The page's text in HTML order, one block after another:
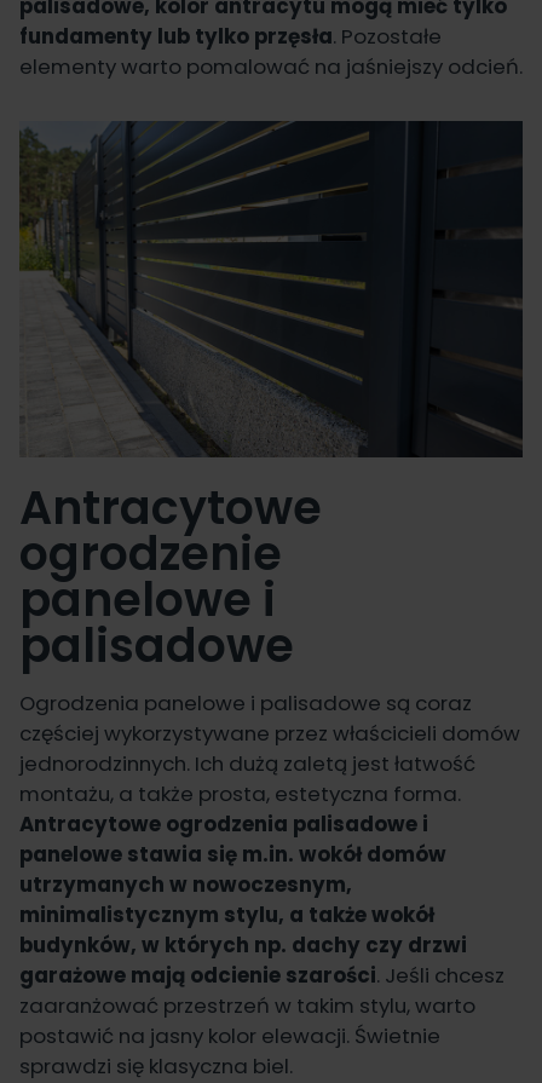
palisadowe, kolor antracytu mogą mieć tylko
fundamenty lub tylko przęsła. Pozostałe
elementy warto pomalować na jaśniejszy odcień.
Antracytowe
ogrodzenie
panelowe i
palisadowe
Ogrodzenia panelowe i palisadowe są coraz
częściej wykorzystywane przez właścicieli domów
jednorodzinnych. Ich dużą zaletą jest łatwość
montażu, a także prosta, estetyczna forma.
Antracytowe ogrodzenia palisadowe i
panelowe stawia się m.in. wokół domów
utrzymanych w nowoczesnym,
minimalistycznym stylu, a także wokół
budynków, w których np. dachy czy drzwi
garażowe mają odcienie szarości. Jeśli chcesz
zaaranżować przestrzeń w takim stylu, warto
postawić na jasny kolor elewacji. Świetnie
sprawdzi się klasyczna biel.